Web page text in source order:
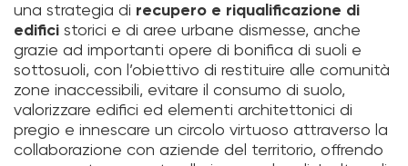
una strategia di recupero e riqualificazione di
edifici storici e di aree urbane dismesse, anche
grazie ad importanti opere di bonifica di suoli e
sottosuoli, con l’obiettivo di restituire alle comunità
zone inaccessibili, evitare il consumo di suolo,
valorizzare edifici ed elementi architettonici di
pregio e innescare un circolo virtuoso attraverso la
collaborazione con aziende del territorio, offrendo